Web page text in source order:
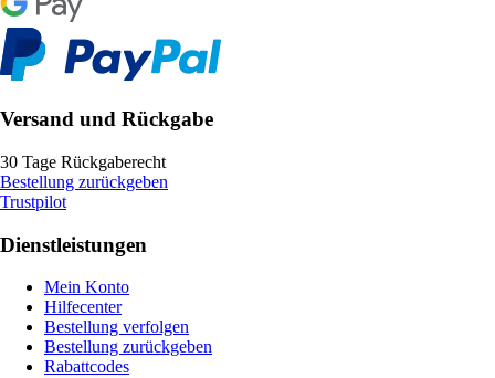
Versand und Rückgabe
30 Tage Rückgaberecht
Bestellung zurückgeben
Trustpilot
Dienstleistungen
Mein Konto
Hilfecenter
Bestellung verfolgen
Bestellung zurückgeben
Rabattcodes